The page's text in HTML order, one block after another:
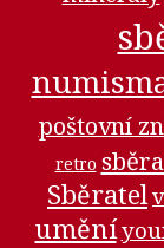
poštovní
retro
Sběratel
umění